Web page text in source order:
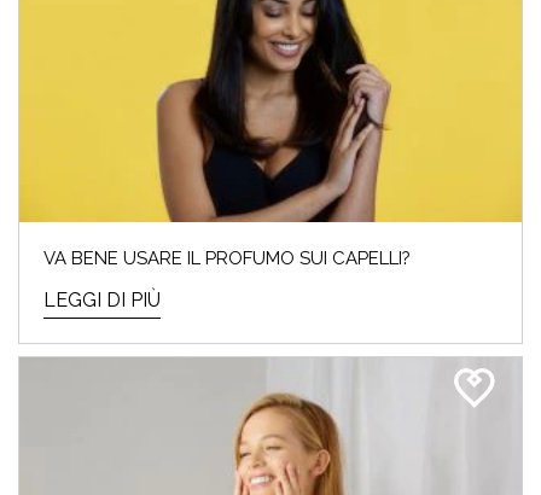
VA BENE USARE IL PROFUMO SUI CAPELLI?
LEGGI DI PIÙ